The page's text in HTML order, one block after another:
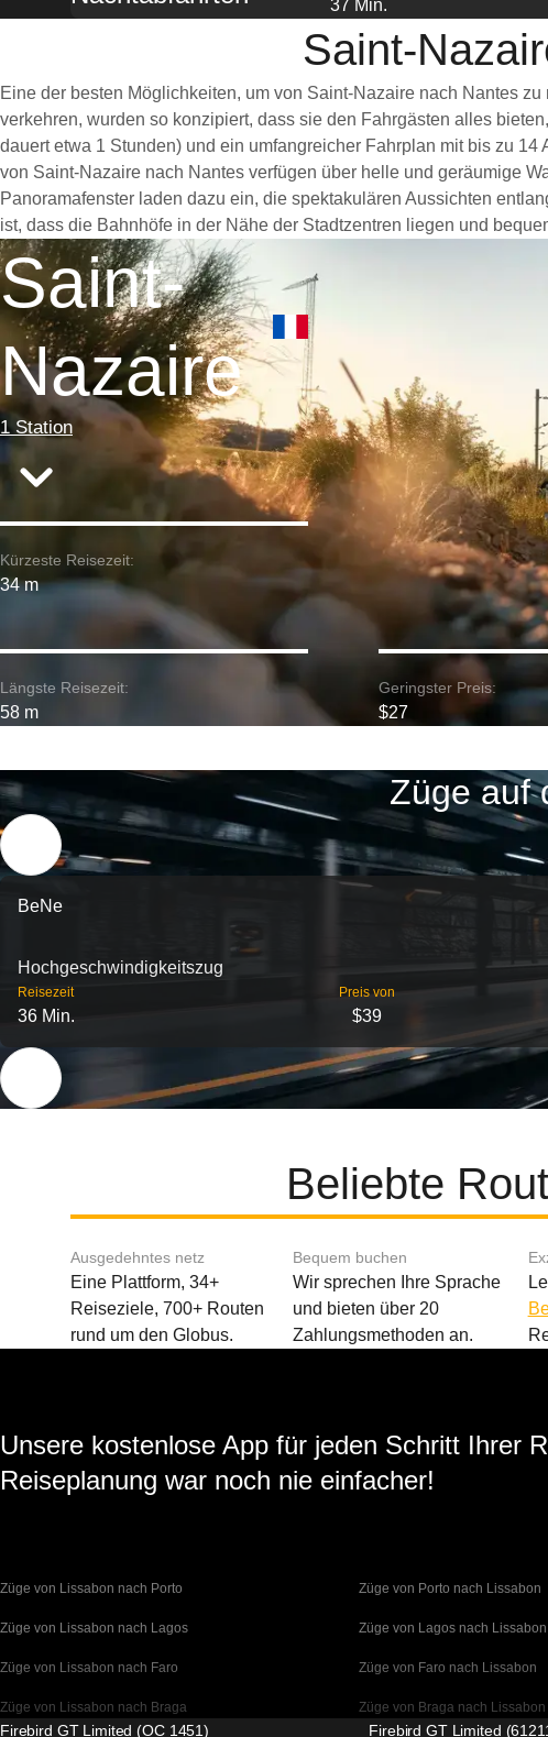
37 Min.
Saint-
Eine der besten Möglichkeiten, um von Saint-Nazaire nach Nantes
verkehren, wurden so konzipiert, dass sie den Fahrgästen alles
dauert etwa 1 Stunden) und ein umfangreicher Fahrplan mit bis zu
von Saint-Nazaire nach Nantes verfügen über helle und geräumige
Panoramafenster laden dazu ein, die spektakulären Aussichten
ist, dass die Bahnhöfe in der Nähe der Stadtzentren liegen und
Saint-
Nazaire
1 Station
Kürzeste Reisezeit:
34 m
Längste Reisezeit:
58 m
Geringster Preis:
$27
Züge auf
BeNe
Hochgeschwindigkeitszug
Reisezeit
36 Min.
Preis von
$39
Beliebte
Ausgedehntes netz
Eine Plattform, 34+
Reiseziele, 700+ Routen
rund um den Globus.
Bequem buchen
Wir sprechen Ihre Sprache
und bieten über 20
Zahlungsmethoden an.
Unsere kostenlose App für jeden Schritt Ihrer
Reiseplanung war noch nie einfacher!
Züge von Lissabon nach Porto Züge von Porto nach Lissabon
Züge von Lissabon nach Lagos Züge von Lagos nach Lissabon
Züge von Lissabon nach Faro Züge von Faro nach Lissabon
Züge von Lissabon nach Braga Züge von Braga nach Lissabon
Firebird GT Limited (OC 1451) Firebird GT Limited